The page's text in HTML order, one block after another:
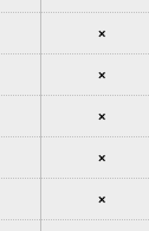
×
×
×
×
×